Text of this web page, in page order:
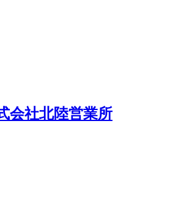
会社北陸営業所